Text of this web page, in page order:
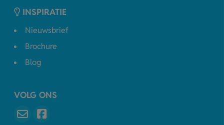
INSPIRATIE
Nieuwsbrief
Brochure
Blog
VOLG ONS